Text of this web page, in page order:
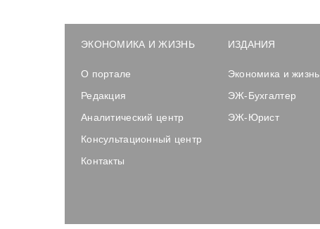
ЭКОНОМИКА И ЖИЗНЬ
О портале
Редакция
Аналитический центр
Консультационный центр
Контакты
ИЗДАНИЯ
Экономика и жизнь
ЭЖ-Бухгалтер
ЭЖ-Юрист